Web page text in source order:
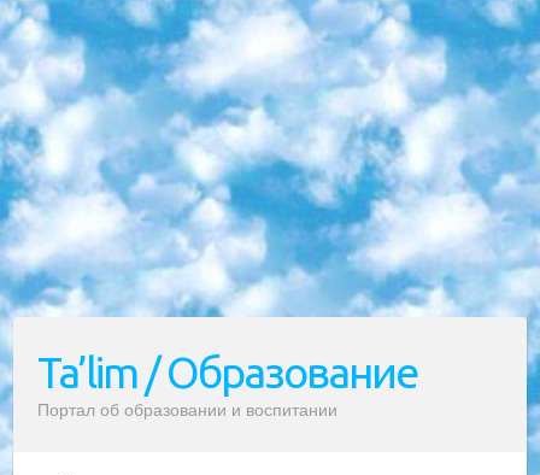
Ta’lim / Образование
Портал об образовании и воспитании